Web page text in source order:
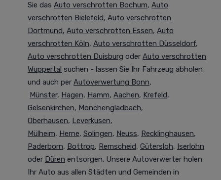
Sie das Auto verschrotten Bochum, Auto
verschrotten Bielefeld, Auto verschrotten
Dortmund, Auto verschrotten Essen, Auto
verschrotten Köln, Auto verschrotten Düsseldorf,
Auto verschrotten Duisburg oder Auto verschrotten
Wuppertal suchen - lassen Sie Ihr Fahrzeug abholen
und auch per Autoverwertung Bonn,
Münster, Hagen, Hamm, Aachen, Krefeld,
Gelsenkirchen, Mönchengladbach,
Oberhausen, Leverkusen,
Mülheim, Herne, Solingen, Neuss, Recklinghausen,
Paderborn, Bottrop, Remscheid, Gütersloh, Iserlohn
oder Düren entsorgen. Unsere Autoverwerter holen
Ihr Auto aus allen Städten und Gemeinden in